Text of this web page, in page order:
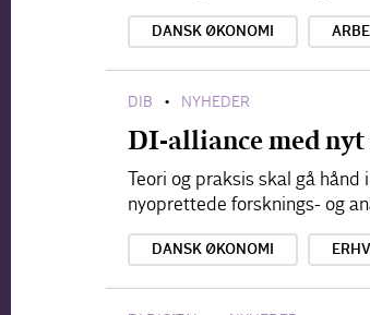
DANSK ØKONOMI
DIB • NYHEDER
DI-alliance med
Teori og praksis skal gå
nyoprettede forsknings- og
DANSK ØKONOMI